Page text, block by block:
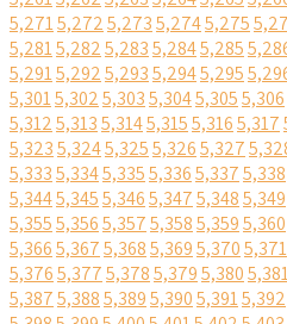
5,2715,2725,2735,2745,275
5,2815,2825,2835,2845,285
5,2915,2925,2935,2945,295
5,3015,3025,3035,3045,3055,306
5,3125,3135,3145,3155,3165,317
5,3235,3245,3255,3265,327
5,3335,3345,3355,3365,3375,338
5,3445,3455,3465,3475,3485,349
5,3555,3565,3575,3585,3595,360
5,3665,3675,3685,3695,3705,371
5,3765,3775,3785,3795,380
5,3875,3885,3895,3905,3915,392